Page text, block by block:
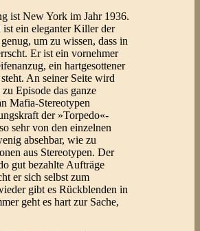
ist New York im Jahr 1936.
ein eleganter Killer der
um zu wissen, dass in
Er ist ein vornehmer
ein hartgesottener
An seiner Seite wird
Episode das ganze
Mafia-Stereotypen
der »Torpedo«-
sehr von den einzelnen
absehbar, wie zu
aus Stereotypen. Der
gut bezahlte Aufträge
er sich selbst zum
gibt es Rückblenden in
geht es hart zur Sache,